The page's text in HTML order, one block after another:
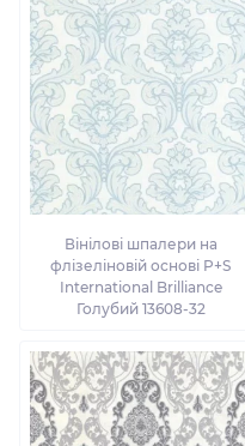
Вінілові шпалери на
флізеліновій основі P+S
International Brilliance
Голубий 13608-32